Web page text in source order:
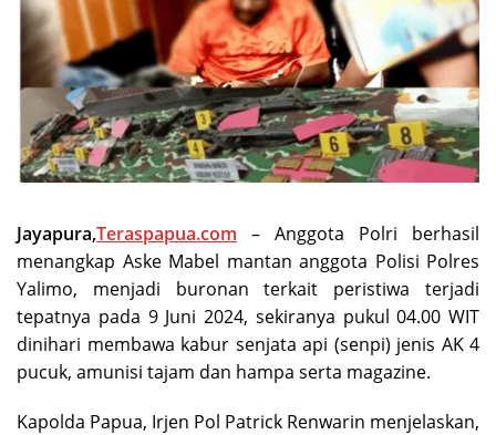
Jayapura,Teraspapua.com – Anggota Polri berhasil
menangkap Aske Mabel mantan anggota Polisi Polres
Yalimo, menjadi buronan terkait peristiwa terjadi
tepatnya pada 9 Juni 2024, sekiranya pukul 04.00 WIT
dinihari membawa kabur senjata api (senpi) jenis AK 4
pucuk, amunisi tajam dan hampa serta magazine.
Kapolda Papua, Irjen Pol Patrick Renwarin menjelaskan,